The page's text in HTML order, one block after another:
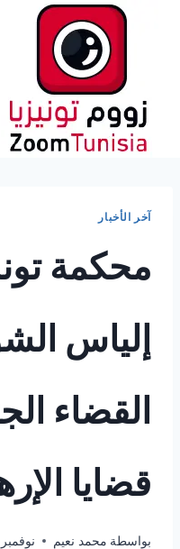
آخر الأخبار
محكمة
إلياس
القضاء
قضايا
بواسطة محمد نعيم نوفمبر 9,